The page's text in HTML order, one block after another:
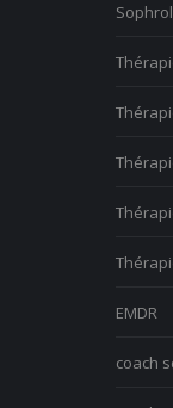
EMDR
coach